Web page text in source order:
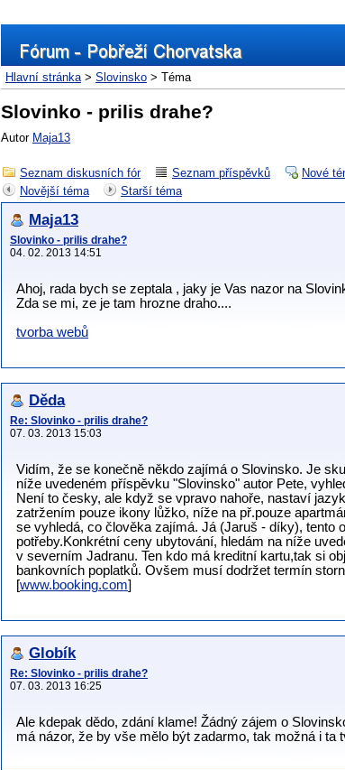
Hlavní stránka> Slovinsko > Téma
Slovinko - prilis drahe?
Autor Maja13
Seznam diskusních fór Seznam příspěvků
Nové
Novější téma
Starší téma
Maja13
Slovinko - prilis drahe?
04. 02. 2013 14:51
Ahoj, rada bych se zeptala , jaky je Vas nazor na
Zda se mi, ze je tam hrozne draho....
tvorba webů
Děda
Re: Slovinko - prilis drahe?
07. 03. 2013 15:03
Vidím, že se konečně někdo zajímá o Slovinsko. Je
níže uvedeném příspěvku "Slovinsko" autor Pete,
Není to česky, ale když se vpravo nahoře, nastaví
zatržením pouze ikony lůžko, níže na př.pouze
se vyhledá, co člověka zajímá. Já (Jaruš - díky), tento
potřeby.Konkrétní ceny ubytování, hledám na níže
v severním Jadranu. Ten kdo má kreditní kartu,tak si
bankovních poplatků. Ovšem musí dodržet termín
[www.booking.com]
Globík
Re: Slovinko - prilis drahe?
07. 03. 2013 16:25
Ale kdepak dědo, zdání klame! Žádný zájem o
má názor, že by vše mělo být zadarmo, tak možná i ta